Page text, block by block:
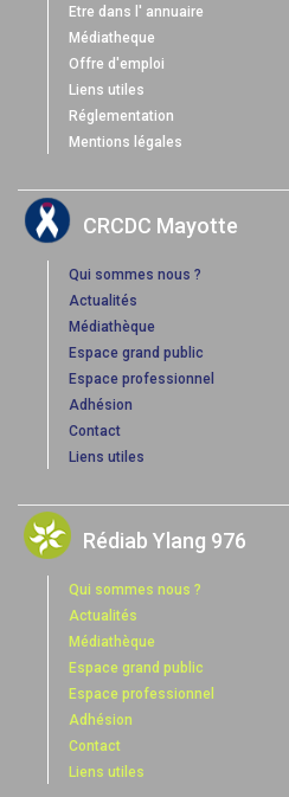
Etre dans l' annuaire
Médiatheque
Offre d'emploi
Liens utiles
Réglementation
Mentions légales
CRCDC Mayotte
Qui sommes nous ?
Actualités
Médiathèque
Espace grand public
Espace professionnel
Adhésion
Contact
Liens utiles
Rédiab Ylang 976
Qui sommes nous ?
Actualités
Médiathèque
Espace grand public
Espace professionnel
Adhésion
Contact
Liens utiles